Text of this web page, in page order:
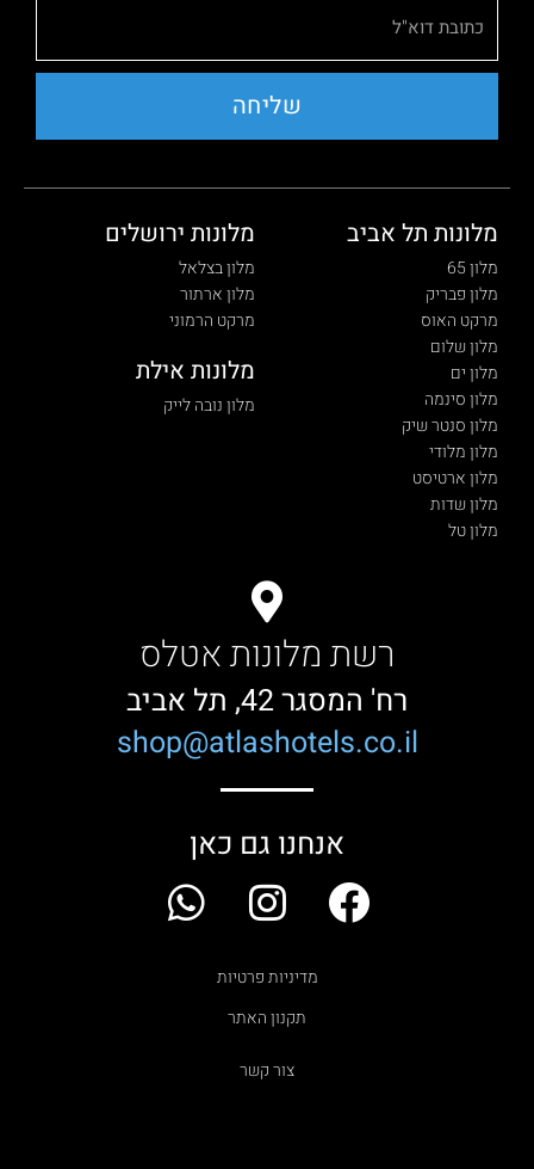
שליחה
מלונות תל אביב
מלון 65
מלון פבריק
מרקט האוס
מלון שלום
מלון ים
מלון סינמה
מלון סנטר שיק
מלון מלודי
מלון ארטיסט
מלון שדות
מלון טל
מלונות ירושלים
מלון בצלאל
מלון ארתור
מרקט הרמוני
מלונות אילת
מלון נובה לייק
רשת מלונות אטלס
רח' המסגר 42, תל אביב
shop@atlashotels.co.il
אנחנו גם כאן
F
a
I
n
s
t
a
g
W
h
מדיניות פרטיות
תקנון האתר
צור קשר